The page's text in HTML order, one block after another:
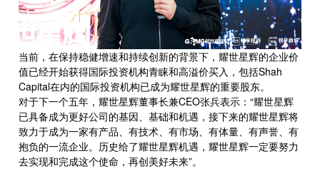
当前，在保持稳健增速和持续创新的背景下，耀世星辉的企业价
值已经开始获得国际投资机构青睐和高溢价买入，包括Shah
Capital在内的国际投资机构已成为耀世星辉的重要股东。
对于下一个五年，耀世星辉董事长兼CEO张兵表示：“耀世星辉
已具备成为更好公司的基因、基础和机遇，接下来的耀世星辉将
致力于成为一家有产品、有技术、有市场、有体量、有声誉、有
抱负的一流企业。历史给了耀世星辉机遇，耀世星辉一定要努力
去实现和完成这个使命，再创美好未来”。